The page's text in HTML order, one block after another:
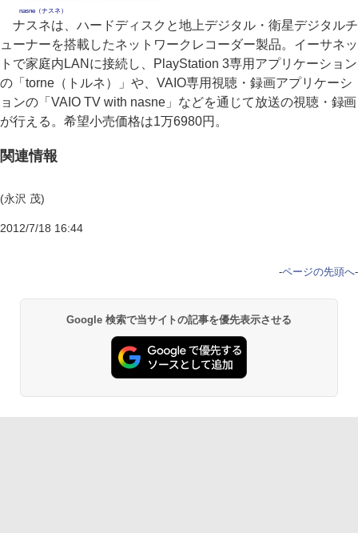
nasne（ナスネ）
ナスネは、ハードディスクと地上デジタル・衛星デジタルチ
ューナーを搭載したネットワークレコーダー製品。イーサネッ
トで家庭内LANに接続し、PlayStation 3専用アプリケーション
の「torne（トルネ）」や、VAIO専用視聴・録画アプリケーシ
ョンの「VAIO TV with nasne」などを通じて放送の視聴・録画
が行える。希望小売価格は1万6980円。
関連情報
(永沢 茂)
2012/7/18 16:44
-ページの先頭へ-
Google 検索で当サイトの記事を優先表示させる